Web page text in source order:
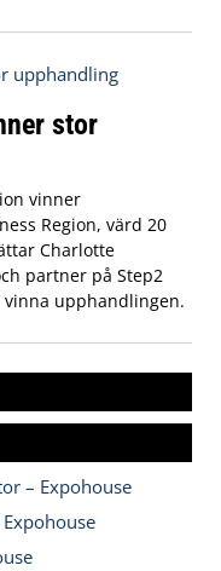
stor
vinner
Region, värd 20
Charlotte
partner på Step2
vinna upphandlingen.
– Expohouse